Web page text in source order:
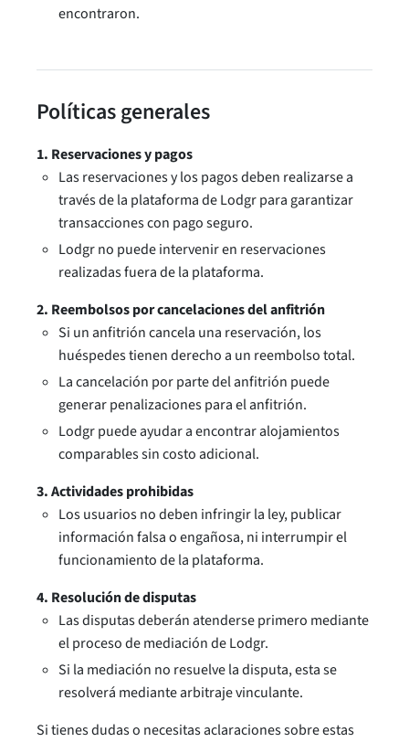
encontraron.
Políticas generales
1. Reservaciones y pagos
Las reservaciones y los pagos deben realizarse a
través de la plataforma de Lodgr para garantizar
transacciones con pago seguro.
Lodgr no puede intervenir en reservaciones
realizadas fuera de la plataforma.
2. Reembolsos por cancelaciones del anfitrión
Si un anfitrión cancela una reservación, los
huéspedes tienen derecho a un reembolso total.
La cancelación por parte del anfitrión puede
generar penalizaciones para el anfitrión.
Lodgr puede ayudar a encontrar alojamientos
comparables sin costo adicional.
3. Actividades prohibidas
Los usuarios no deben infringir la ley, publicar
información falsa o engañosa, ni interrumpir el
funcionamiento de la plataforma.
4. Resolución de disputas
Las disputas deberán atenderse primero mediante
el proceso de mediación de Lodgr.
Si la mediación no resuelve la disputa, esta se
resolverá mediante arbitraje vinculante.
Si tienes dudas o necesitas aclaraciones sobre estas